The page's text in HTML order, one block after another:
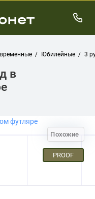
Юбилейные 3
в
Похожие
PROOF